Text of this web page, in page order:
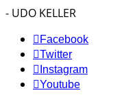
- UDO KELLER
Facebook
Twitter
Instagram
Youtube